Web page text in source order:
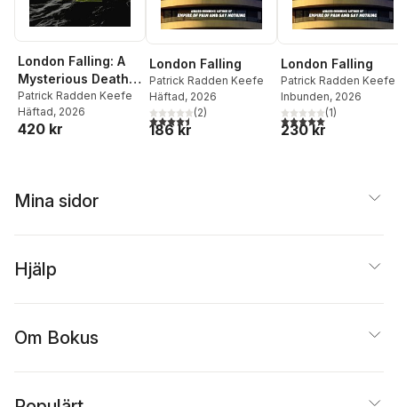
London Falling: A
Mysterious Death
in a Gilded City and
a Family's Search
for Truth
Patrick Radden Keefe
Häftad, 2026
420 kr
London Falling
Patrick Radden Keefe
Häftad, 2026
4,5utav 5 stjärnor. Totalt antal röster:
(2)
186 kr
London Falling
Patrick Radden Keefe
Inbunden, 2026
5,0utav 5 stjärnor.
(1)
230 kr
Mina sidor
Hjälp
Om Bokus